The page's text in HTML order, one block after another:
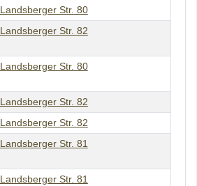
Landsberger Str. 80
Landsberger Str. 82
Landsberger Str. 80
Landsberger Str. 82
Landsberger Str. 82
Landsberger Str. 81
Landsberger Str. 81